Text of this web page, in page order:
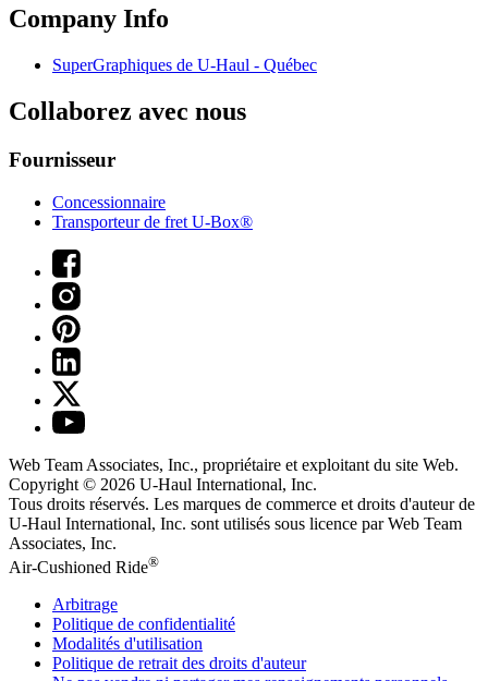
Company Info
SuperGraphiques de U-Haul - Québec
Collaborez avec nous
Fournisseur
Concessionnaire
Transporteur de fret U-Box®
Web Team Associates, Inc., propriétaire et exploitant du site Web.
Copyright © 2026 U-Haul International, Inc.
Tous droits réservés. Les marques de commerce et droits d'auteur de
U-Haul International, Inc. sont utilisés sous licence par Web Team
Associates, Inc.
Air-Cushioned Ride®
Arbitrage
Politique de confidentialité
Modalités d'utilisation
Politique de retrait des droits d'auteur